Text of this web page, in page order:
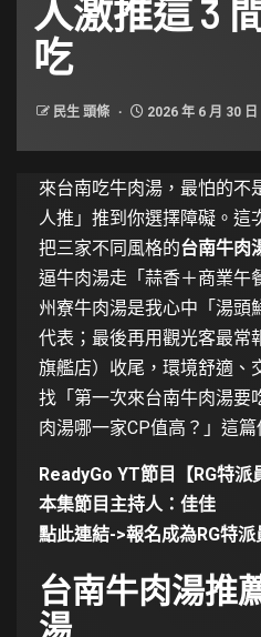
人激推這 3
吃
民生 頭條 2026 年 6 月 30 日
來台南吃牛肉湯，最怕的不
人推」推到你選擇障礙。這
把三家不同風格的台南牛肉
逼牛肉湯走「蒜香＋商業午
州寮牛肉湯是我心中「湯頭
代表；最後再用觀光客最常
旗艦店）收尾，環境舒適、
找「第一次來台南牛肉湯要
肉湯哪一家CP值高？」這篇
ReadyGo YT節目【RG特派
本集節目主持人：佳佳
點此連結->報名成為RG特派
台南牛肉湯推
湯